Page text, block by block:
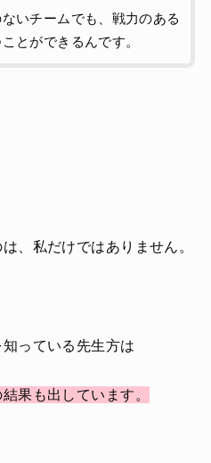
いチームでも、戦力のある
とができるんです。
、私だけではありません。
っている先生方は
果も出しています。